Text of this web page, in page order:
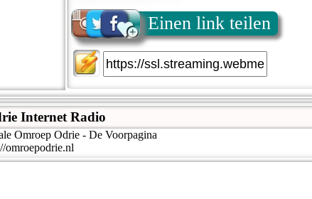
Einen link teilen
Internet Radio
Omroep Odrie - De Voorpagina
omroepodrie.nl